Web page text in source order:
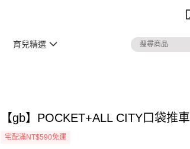
育兒精選
【gb】POCKET+ALL CITY口袋推車
宅配滿NT$590免運